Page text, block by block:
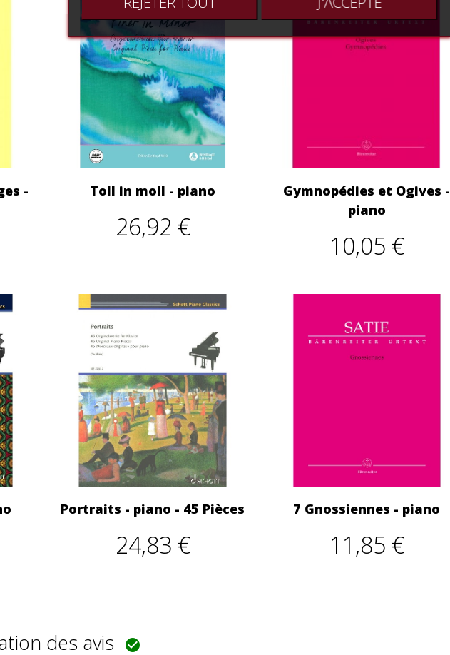
-
Toll in moll - piano
26,92 €
Gymnopédies et Ogives -
piano
10,05 €
Portraits - piano - 45 Pièces
24,83 €
7 Gnossiennes - piano
11,85 €
des avis 